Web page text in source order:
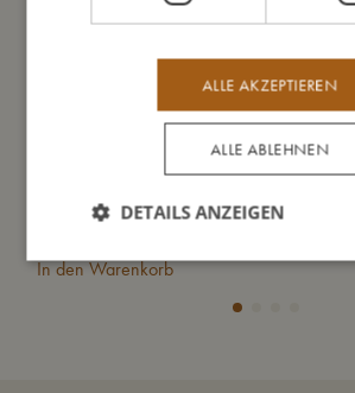
Trinkflasche aus rostfreiem Edelstahl - Unicorn Shore
In den Warenkorb
ALLE AKZEPTIEREN
ALLE ABLEHNEN
DETAILS ANZEIGEN